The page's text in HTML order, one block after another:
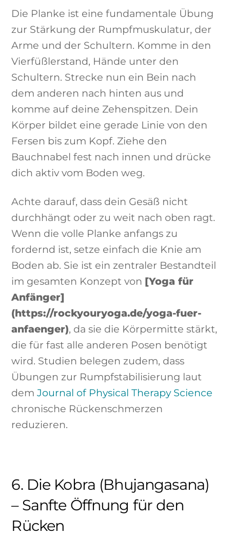
Die Planke ist eine fundamentale Übung
zur Stärkung der Rumpfmuskulatur, der
Arme und der Schultern. Komme in den
Vierfüßlerstand, Hände unter den
Schultern. Strecke nun ein Bein nach
dem anderen nach hinten aus und
komme auf deine Zehenspitzen. Dein
Körper bildet eine gerade Linie von den
Fersen bis zum Kopf. Ziehe den
Bauchnabel fest nach innen und drücke
dich aktiv vom Boden weg.
Achte darauf, dass dein Gesäß nicht
durchhängt oder zu weit nach oben ragt.
Wenn die volle Planke anfangs zu
fordernd ist, setze einfach die Knie am
Boden ab. Sie ist ein zentraler Bestandteil
im gesamten Konzept von [Yoga für
Anfänger]
(https://rockyouryoga.de/yoga-fuer-
anfaenger), da sie die Körpermitte stärkt,
die für fast alle anderen Posen benötigt
wird. Studien belegen zudem, dass
Übungen zur Rumpfstabilisierung laut
demJournal of Physical Therapy Science
chronische Rückenschmerzen
reduzieren.
6. Die Kobra (Bhujangasana)
– Sanfte Öffnung für den
Rücken